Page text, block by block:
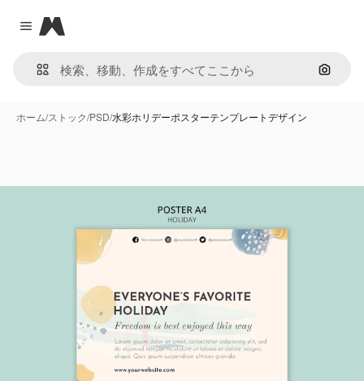
Close menu
Magnific
画像で
ホーム/ストック/PSD/水彩ホリデーポスターテンプレートデザイン